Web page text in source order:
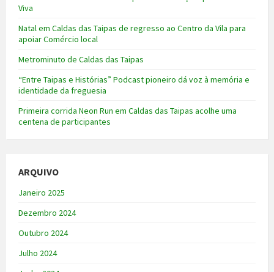
Viva
Natal em Caldas das Taipas de regresso ao Centro da Vila para
apoiar Comércio local
Metrominuto de Caldas das Taipas
“Entre Taipas e Histórias” Podcast pioneiro dá voz à memória e
identidade da freguesia
Primeira corrida Neon Run em Caldas das Taipas acolhe uma
centena de participantes
ARQUIVO
Janeiro 2025
Dezembro 2024
Outubro 2024
Julho 2024